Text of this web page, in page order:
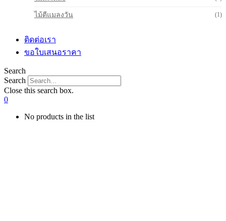
ไม้ตีแมลงวัน (1)
ติดต่อเรา
ขอใบเสนอราคา
Search
Search
Close this search box.
0
No products in the list